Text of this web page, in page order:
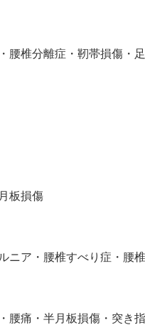
腰椎分離症・靭帯損傷・
板損傷
ニア・腰椎すべり症・腰
腰痛・半月板損傷・突き